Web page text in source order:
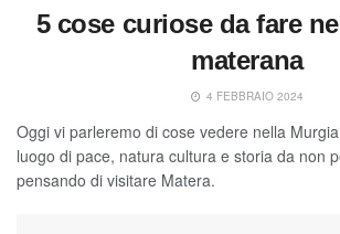
5 cose curiose da fare
materana
4 FEBBRAIO 2024
Oggi vi parleremo di cose vedere nella
luogo di pace, natura cultura e storia da non
pensando di visitare Matera.